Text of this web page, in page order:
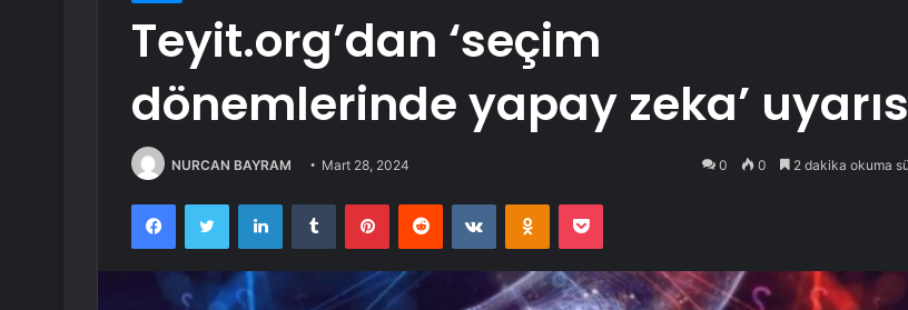
Teyit.org’dan ‘seçim
dönemlerinde yapay zeka’
NURCAN BAYRAM Mart 28, 2024 0 0 2 dakika okuma
FacebookTwitter LinkedInTumblr PinterestReddit VKontakteOdnoklassniki
Pocket